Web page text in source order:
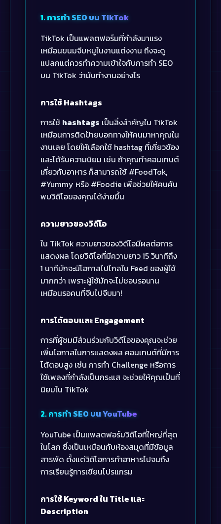
1. การทำ SEO บน TikTok
TikTok เป็นแพลตฟอร์มที่กำลังมาแรง
เหมือนขนมจีบหมูในงานแต่งงาน ถึงจะดู
แปลกแต่ควรทำความเข้าใจกับการทำ SEO
บน TikTok ว่ามันทำงานอย่างไร
การใช้ Hashtags
การใช้ hashtags เป็นสิ่งสำคัญใน TikTok
เหมือนการติดป้ายบอกทางให้คนมาหาคุณใน
งานเลย โดยให้เลือกใช้ hashtag ที่เกี่ยวข้อง
และได้รับความนิยม เช่น ถ้าคุณทำคอนเทนต์
เกี่ยวกับอาหาร ก็สามารถใช้ #FoodTok,
#Yummy หรือ #Foodie เพื่อช่วยให้คนค้น
พบวิดีโอของคุณได้ง่ายขึ้น
ความยาวของวิดีโอ
ใน TikTok ความยาวของวิดีโอมีผลต่อการ
แสดงผล โดยวิดีโอที่มีความยาว 15 วินาทีถึง
1 นาทีมักจะมีโอกาสไปไกลใน Feed ของผู้ใช้
มากกว่า เพราะผู้ใช้มักจะไม่ชอบรอนาน
เหมือนรอคนที่จีบไปจีบมา!
การโต้ตอบและ Engagement
การที่ผู้ชมมีส่วนร่วมกับวิดีโอของคุณจะช่วย
เพิ่มโอกาสในการแสดงผล คอนเทนต์ที่มีการ
โต้ตอบสูง เช่น การทำ Challenge หรือการ
ใช้เพลงที่กำลังเป็นกระแส จะช่วยให้คุณเป็นที่
นิยมใน TikTok
2. การทำ SEO บน YouTube
YouTube เป็นแพลตฟอร์มวิดีโอที่ใหญ่ที่สุด
ในโลก ซึ่งเป็นเหมือนกับห้องสมุดที่มีข้อมูล
สารพัด ตั้งแต่วิดีโอการทำอาหารไปจนถึง
การเรียนรู้การเขียนโปรแกรม
การใช้ Keyword ใน Title และ
Description